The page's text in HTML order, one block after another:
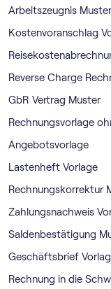
Arbeitszeugnis Muster
Kostenvoranschlag
Reverse Charge
GbR Vertrag Muster
Rechnungsvorlage
Angebotsvorlage
Lastenheft Vorlage
Rechnungskorrektur
Zahlungsnachweis
Saldenbestätigung
Geschäftsbrief
Rechnung in die